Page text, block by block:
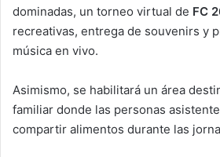
dominadas, un torneo virtual de FC
recreativas, entrega de souvenirs y
música en vivo.
Asimismo, se habilitará un área
familiar donde las personas
compartir alimentos durante las